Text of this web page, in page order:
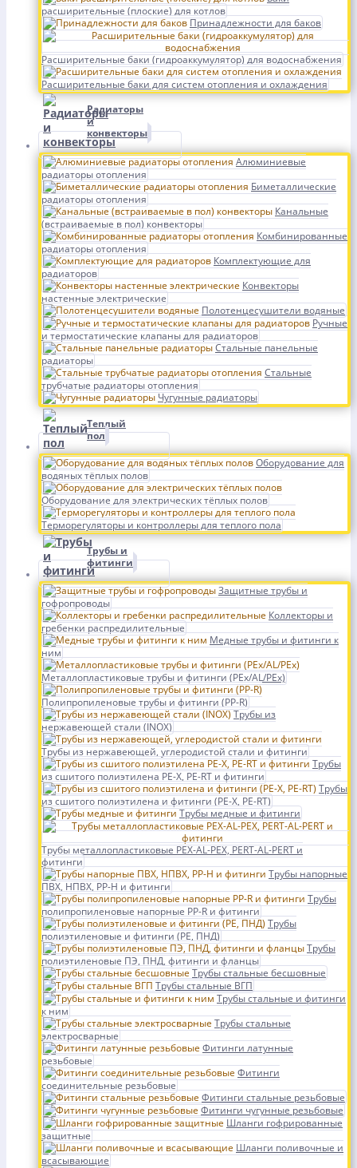
расширительные (плоские) для котлов
Принадлежности для баков
Расширительные баки (гидроаккумулятор) для водоснабжения
Расширительные баки для систем отопления и охлаждения
Радиаторы
и
конвекторы
Алюминиевые
радиаторы отопления
Биметаллические
радиаторы отопления
Канальные
(встраиваемые в пол) конвекторы
Комбинированные
радиаторы отопления
Комплектующие для
радиаторов
Конвекторы
настенные электрические
Полотенцесушители водяные
Ручные
и термостатические клапаны для радиаторов
Стальные панельные
радиаторы
Стальные
трубчатые радиаторы отопления
Чугунные радиаторы
Теплый
пол
Оборудование для
водяных тёплых полов
Оборудование для электрических тёплых полов
Терморегуляторы и контроллеры для теплого пола
Трубы и
фитинги
Защитные трубы и
гофропроводы
Коллекторы и
гребенки распредилительные
Медные трубы и фитинги к
ним
Металлопластиковые трубы и фитинги (PEx/AL/PEx)
Полипропиленовые трубы и фитинги (PP-R)
Трубы из
нержавеющей стали (INOX)
Трубы из нержавеющей, углеродистой стали и фитинги
Трубы
из сшитого полиэтилена PE-X, PE-RT и фитинги
Трубы
из сшитого полиэтилена и фитинги (PE-X, PE-RT)
Трубы медные и фитинги
Трубы металлопластиковые PEX-AL-PEX, PERT-AL-PERT и
фитинги
Трубы напорные
ПВХ, НПВХ, PP-H и фитинги
Трубы
полипропиленовые напорные PP-R и фитинги
Трубы
полиэтиленовые и фитинги (PE, ПНД)
Трубы
полиэтиленовые ПЭ, ПНД, фитинги и фланцы
Трубы стальные бесшовные
Трубы стальные ВГП
Трубы стальные и фитинги
к ним
Трубы стальные
электросварные
Фитинги латунные
резьбовые
Фитинги
соединительные резьбовые
Фитинги стальные резьбовые
Фитинги чугунные резьбовые
Шланги гофрированные
защитные
Шланги поливочные и
всасывающие